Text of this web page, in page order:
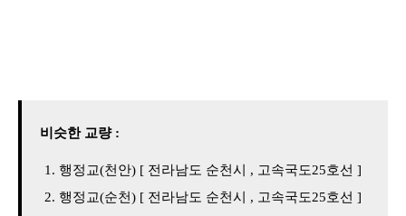
비슷한 교량 :
행정교(천안) [ 전라남도 순천시 , 고속국도25호선 ]
행정교(순천) [ 전라남도 순천시 , 고속국도25호선 ]